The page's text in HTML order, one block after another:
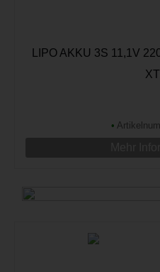
LIPO AKKU 3S 11,1V
•